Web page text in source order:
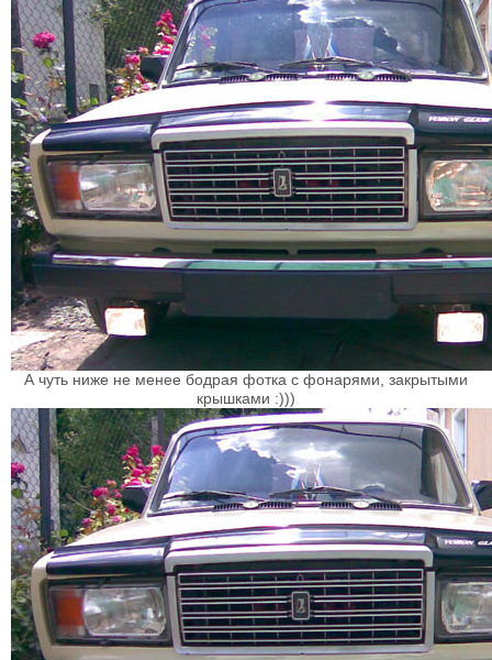
А чуть ниже не менее бодрая фотка с фонарями, закрытыми
крышками :)))